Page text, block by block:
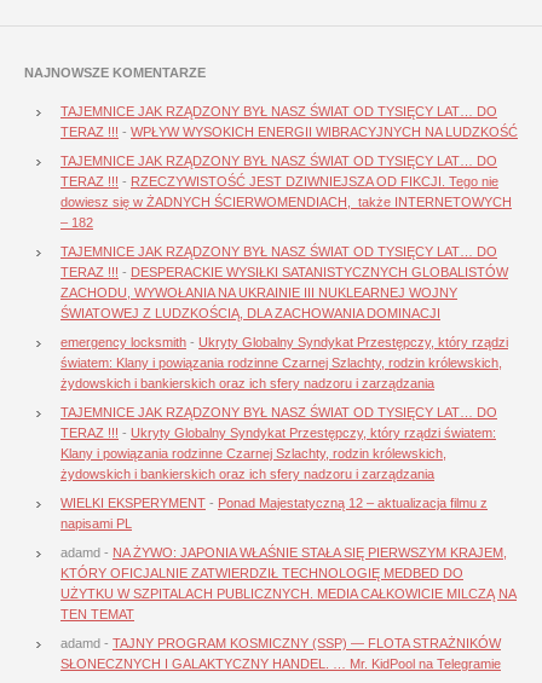
NAJNOWSZE KOMENTARZE
TAJEMNICE JAK RZĄDZONY BYŁ NASZ ŚWIAT OD TYSIĘCY LAT… DO
TERAZ !!! - WPŁYW WYSOKICH ENERGII WIBRACYJNYCH NA LUDZKOŚĆ
TAJEMNICE JAK RZĄDZONY BYŁ NASZ ŚWIAT OD TYSIĘCY LAT… DO
TERAZ !!! - RZECZYWISTOŚĆ JEST DZIWNIEJSZA OD FIKCJI. Tego nie
dowiesz się w ŻADNYCH ŚCIERWOMENDIACH, także INTERNETOWYCH
– 182
TAJEMNICE JAK RZĄDZONY BYŁ NASZ ŚWIAT OD TYSIĘCY LAT… DO
TERAZ !!! - DESPERACKIE WYSIŁKI SATANISTYCZNYCH GLOBALISTÓW
ZACHODU, WYWOŁANIA NA UKRAINIE III NUKLEARNEJ WOJNY
ŚWIATOWEJ Z LUDZKOŚCIĄ, DLA ZACHOWANIA DOMINACJI
emergency locksmith - Ukryty Globalny Syndykat Przestępczy, który rządzi
światem: Klany i powiązania rodzinne Czarnej Szlachty, rodzin królewskich,
żydowskich i bankierskich oraz ich sfery nadzoru i zarządzania
TAJEMNICE JAK RZĄDZONY BYŁ NASZ ŚWIAT OD TYSIĘCY LAT… DO
TERAZ !!! - Ukryty Globalny Syndykat Przestępczy, który rządzi światem:
Klany i powiązania rodzinne Czarnej Szlachty, rodzin królewskich,
żydowskich i bankierskich oraz ich sfery nadzoru i zarządzania
WIELKI EKSPERYMENT - Ponad Majestatyczną 12 – aktualizacja filmu z
napisami PL
adamd - NA ŻYWO: JAPONIA WŁAŚNIE STAŁA SIĘ PIERWSZYM KRAJEM,
KTÓRY OFICJALNIE ZATWIERDZIŁ TECHNOLOGIĘ MEDBED DO
UŻYTKU W SZPITALACH PUBLICZNYCH. MEDIA CAŁKOWICIE MILCZĄ NA
TEN TEMAT
adamd - TAJNY PROGRAM KOSMICZNY (SSP) — FLOTA STRAŻNIKÓW
SŁONECZNYCH I GALAKTYCZNY HANDEL. … Mr. KidPool na Telegramie